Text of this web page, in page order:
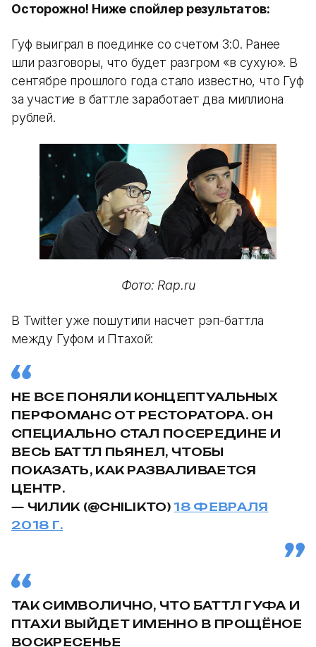
Осторожно! Ниже спойлер результатов:
Гуф выиграл в поединке со счетом 3:0. Ранее
шли разговоры, что будет разгром «в сухую». В
сентябре прошлого года стало известно, что Гуф
за участие в баттле заработает два миллиона
рублей.
Фото: Rap.ru
В Twitter уже пошутили насчет рэп-баттла
между Гуфом и Птахой:
НЕ ВСЕ ПОНЯЛИ КОНЦЕПТУАЛЬНЫХ
ПЕРФОМАНС ОТ РЕСТОРАТОРА. ОН
СПЕЦИАЛЬНО СТАЛ ПОСЕРЕДИНЕ И
ВЕСЬ БАТТЛ ПЬЯНЕЛ, ЧТОБЫ
ПОКАЗАТЬ, КАК РАЗВАЛИВАЕТСЯ
ЦЕНТР.
— ЧИЛИК (@CHILIKTO) 18 ФЕВРАЛЯ
2018 Г.
ТАК СИМВОЛИЧНО, ЧТО БАТТЛ ГУФА И
ПТАХИ ВЫЙДЕТ ИМЕННО В ПРОЩЁНОЕ
ВОСКРЕСЕНЬЕ